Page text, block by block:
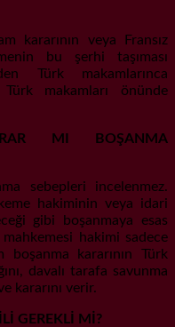
kararının veya Fransız
bu şerhi taşıması
Türk makamlarınca
makamları önünde
MI BOŞANMA
sebepleri incelenmez.
hakiminin veya idari
gibi boşanmaya esas
hakimi sadece
kararının Türk
davalı tarafa savunma
kararını verir.
GEREKLİ Mİ?